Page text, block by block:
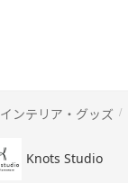
インテリア・グッズ
Knots Studio